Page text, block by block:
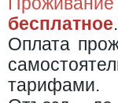
бесплатное.
Оплата
тарифами.